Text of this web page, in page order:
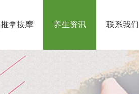
推拿按摩 养生资讯 联系我们